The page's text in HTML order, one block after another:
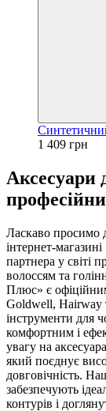
1 409 грн
Аксесуари
Ласкаво просимо
інтернет-
партнера у світі
волоссям та
Плюс» є
Goldwell, Hairway
інструменти для
комфортним і
увагу на
який поєднує
довговічність.
забезпечують
контурів і